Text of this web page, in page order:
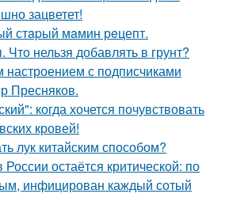
зацветет!
стapый мaмин рeцепт.
нельзя добавлять в грунт?
с подписчиками
Пресняков.
когда хочется почувствовать
кровей!
лук китайским способом?
остаётся критической: по
инфицирован каждый сотый